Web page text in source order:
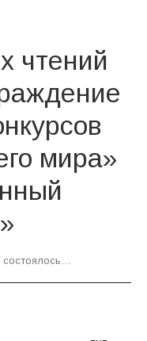
чтений
мира»
состоялось…